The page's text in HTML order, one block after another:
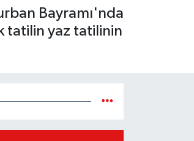
Bayramı'nda
tatilin yaz tatilinin